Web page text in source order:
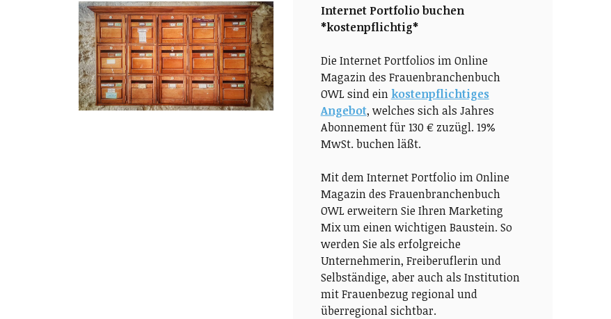
Internet Portfolio buchen
*kostenpflichtig*
Die Internet Portfolios im Online
Magazin des Frauenbranchenbuch
OWL sind ein kostenpflichtiges
Angebot, welches sich als Jahres
Abonnement für 130 € zuzügl. 19%
MwSt. buchen läßt.
Mit dem Internet Portfolio im Online
Magazin des Frauenbranchenbuch
OWL erweitern Sie Ihren Marketing
Mix um einen wichtigen Baustein. So
werden Sie als erfolgreiche
Unternehmerin, Freiberuflerin und
Selbständige, aber auch als Institution
mit Frauenbezug regional und
überregional sichtbar.